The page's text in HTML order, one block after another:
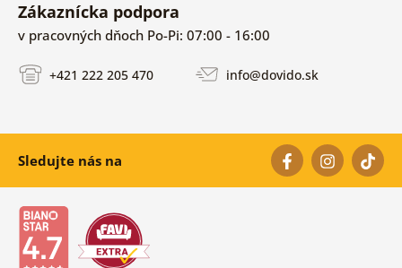
Zákaznícka podpora
v pracovných dňoch Po-Pi: 07:00 - 16:00
+421 222 205 470 info@dovido.sk
Sledujte nás na